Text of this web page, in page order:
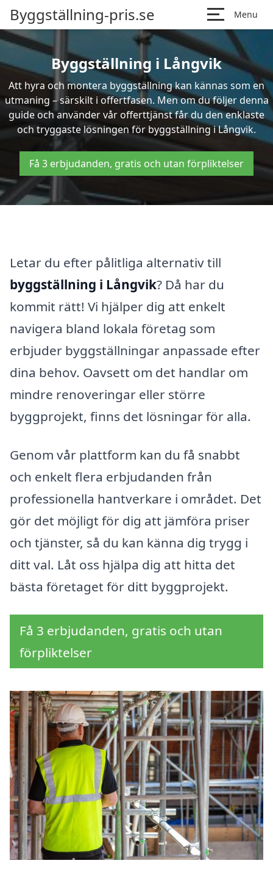
Byggställning-pris.se Menu
Byggställning i Långvik
Att hyra och montera byggställning kan kännas som en
utmaning – särskilt i offertfasen. Men om du följer denna
guide och använder vår offerttjänst får du den enklaste
och tryggaste lösningen för byggställning i Långvik.
Få 3 erbjudanden, gratis och utan förpliktelser
Letar du efter pålitliga alternativ till
byggställning i Långvik? Då har du
kommit rätt! Vi hjälper dig att enkelt
navigera bland lokala företag som
erbjuder byggställningar anpassade efter
dina behov. Oavsett om det handlar om
mindre renoveringar eller större
byggprojekt, finns det lösningar för alla.
Genom vår plattform kan du få snabbt
och enkelt flera erbjudanden från
professionella hantverkare i området. Det
gör det möjligt för dig att jämföra priser
och tjänster, så du kan känna dig trygg i
ditt val. Låt oss hjälpa dig att hitta det
bästa företaget för ditt byggprojekt.
Få 3 erbjudanden, gratis och utan
förpliktelser